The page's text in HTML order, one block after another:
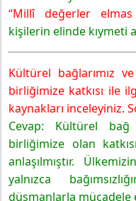
“Millî değerler
kişilerin elinde kıymeti
Kültürel bağlarımız
birliğimize katkısı ile
kaynakları inceleyiniz.
Cevap: Kültürel
birliğimize olan
anlaşılmıştır.
yalnızca
düşmanlarla mücadele